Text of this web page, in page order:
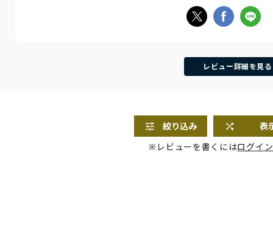
レビュー詳細を見る
絞り込み
表
※レビューを書くにはログイン